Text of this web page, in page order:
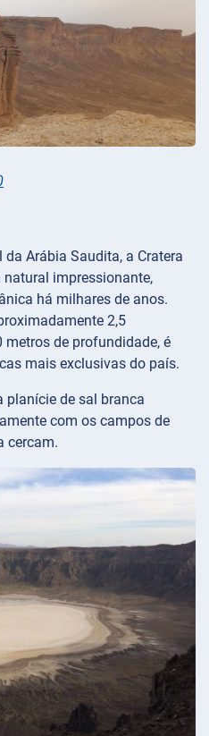
Arábia Saudita, a Cratera
impressionante,
há milhares de anos.
2,5
de profundidade, é
mais exclusivas do país.
planície de sal branca
com os campos de
cercam.